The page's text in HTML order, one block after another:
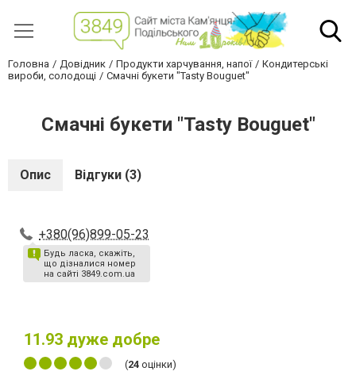
Головна Довідник Продукти харчування, напої
Кондитерські
вироби, солодощі
Смачні букети "Tasty Bouguet"
Смачні букети "Tasty Bouguet"
Опис Відгуки (3)
+380(96)899-05-23
Будь ласка, скажіть,
що дізналися номер
на сайті 3849.com.ua
11.93 дуже добре
(24 оцінки)